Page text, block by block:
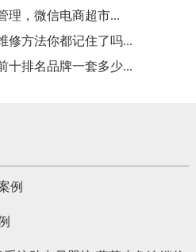
理，微信电商超市...
修方法你都记住了吗...
十排名品牌一套多少...
例